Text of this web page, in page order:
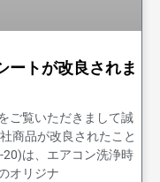
ートが改良されま
ご覧いただきまして誠
商品が改良されたこと
は、エアコン洗浄時
オリジナ